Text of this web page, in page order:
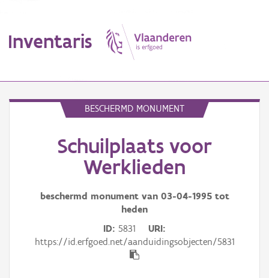
Inventaris
Erfgoedobject
Waarneming
Gebeurtenis
BESCHERMD MONUMENT
Schuilplaats voor
Werklieden
beschermd monument van 03-04-1995tot
heden
ID 5831
URI
https://id.erfgoed.net/aanduidingsobjecten/5831